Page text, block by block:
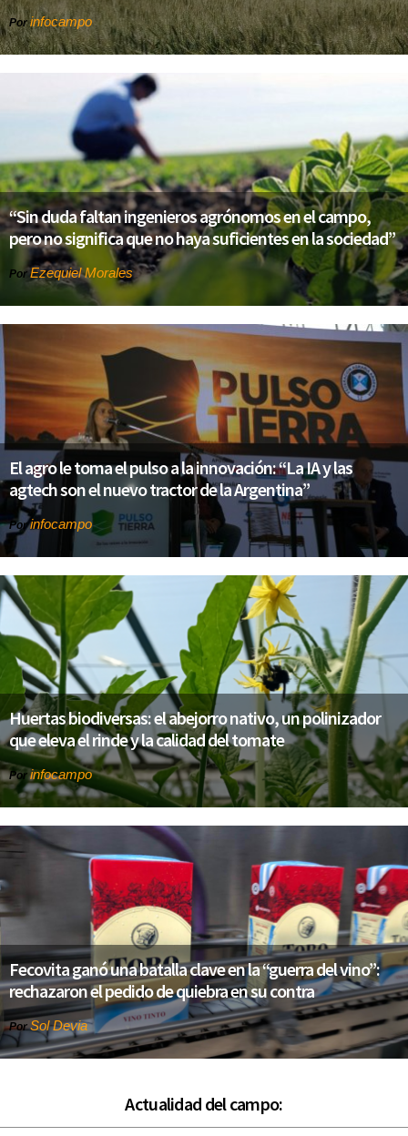
Porinfocampo
“Sin duda faltan ingenieros agrónomos en el campo,
pero no significa que no haya suficientes en la sociedad”
PorEzequiel Morales
El agro le toma el pulso a la innovación: “La IA y las
agtech son el nuevo tractor de la Argentina”
Porinfocampo
Huertas biodiversas: el abejorro nativo, un polinizador
que eleva el rinde y la calidad del tomate
Porinfocampo
Fecovita ganó una batalla clave en la “guerra del vino”:
rechazaron el pedido de quiebra en su contra
PorSol Devia
Actualidad del campo: